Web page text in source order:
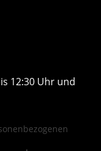
12:30 Uhr und
Facebook